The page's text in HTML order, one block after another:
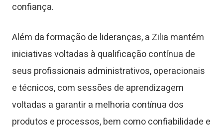
confiança.
Além da formação de lideranças, a Zilia mantém
iniciativas voltadas à qualificação contínua de
seus profissionais administrativos, operacionais
e técnicos, com sessões de aprendizagem
voltadas a garantir a melhoria contínua dos
produtos e processos, bem como confiabilidade e